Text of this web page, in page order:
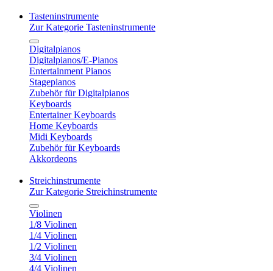
Tasteninstrumente
Zur Kategorie Tasteninstrumente
Digitalpianos
Digitalpianos/E-Pianos
Entertainment Pianos
Stagepianos
Zubehör für Digitalpianos
Keyboards
Entertainer Keyboards
Home Keyboards
Midi Keyboards
Zubehör für Keyboards
Akkordeons
Streichinstrumente
Zur Kategorie Streichinstrumente
Violinen
1/8 Violinen
1/4 Violinen
1/2 Violinen
3/4 Violinen
4/4 Violinen